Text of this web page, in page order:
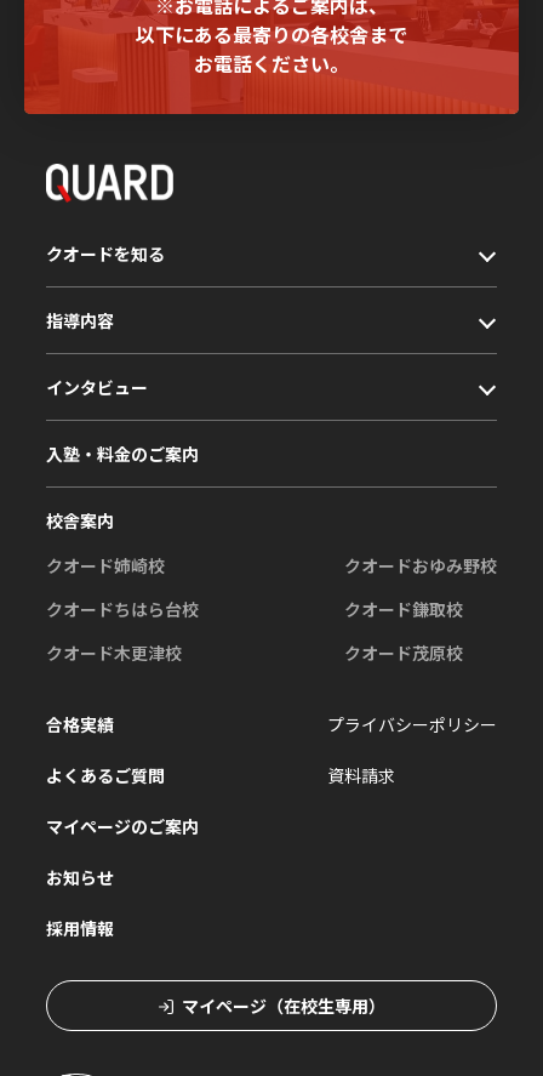
以下にある最寄りの各校舎まで
お電話ください。
クオードを知る
指導内容
校舎案内
クオード姉崎校
クオードちはら台校
クオード木更津校
クオードおゆみ野校
クオード鎌取校
クオード茂原校
インタビュー
入塾・料金のご案内
合格実績
よくあるご質問
マイページのご案内
お知らせ
採用情報
プライバシーポリシー
資料請求
マイページ（在校生専用）